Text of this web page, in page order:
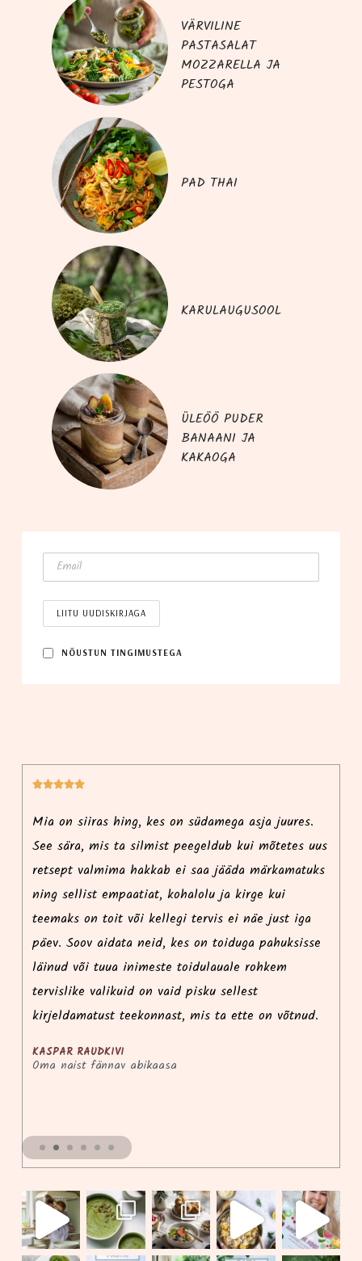
VÄRVILINE
PASTASALAT
MOZZARELLA JA
PESTOGA
PAD THAI
KARULAUGUSOOL
ÜLEÖÖ PUDER
BANAANI JA
KAKAOGA
NÕUS­TUN TINGIMUSTEGA

Mia on siiras hing, kes on südamega asja juures.
See sära, mis ta silmist peegeldub kui mõtetes uus
retsept valmima hakkab ei saa jääda märkamatuks
ning sellist empaatiat, kohalolu ja kirge kui
teemaks on toit või kellegi tervis ei näe just iga
päev. Soov aidata neid, kes on toiduga pahuksisse
läinud või tuua inimeste toidulauale rohkem
tervislike valikuid on vaid pisku sellest
kirjeldamatust teekonnast, mis ta ette on võtnud.
KASPAR RAUDKIVI
Oma naist fännav abikaasa